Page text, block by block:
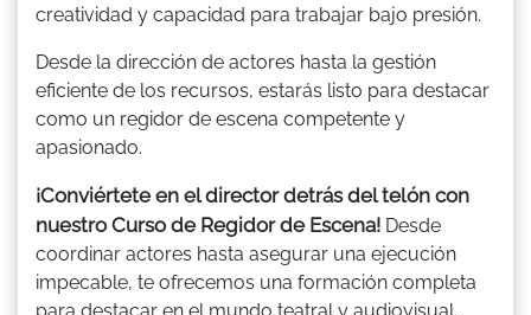
creatividad y capacidad para trabajar bajo presión.
Desde la dirección de actores hasta la gestión
eficiente de los recursos, estarás listo para destacar
como un regidor de escena competente y
apasionado.
¡Conviértete en el director detrás del telón con
nuestro Curso de Regidor de Escena! Desde
coordinar actores hasta asegurar una ejecución
impecable, te ofrecemos una formación completa
para destacar en el mundo teatral y audiovisual.